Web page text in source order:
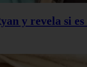
y revela si